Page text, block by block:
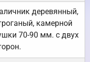
деревянный,
камерной
70-90 мм. с двух